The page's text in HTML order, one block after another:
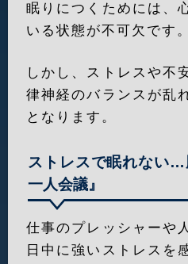
眠りにつくためには、
いる状態が不可欠です。
しかし、ストレスや不
律神経のバランスが乱
となります。
ストレスで眠れない
一人会議』
仕事のプレッシャーや
日中に強いストレスを